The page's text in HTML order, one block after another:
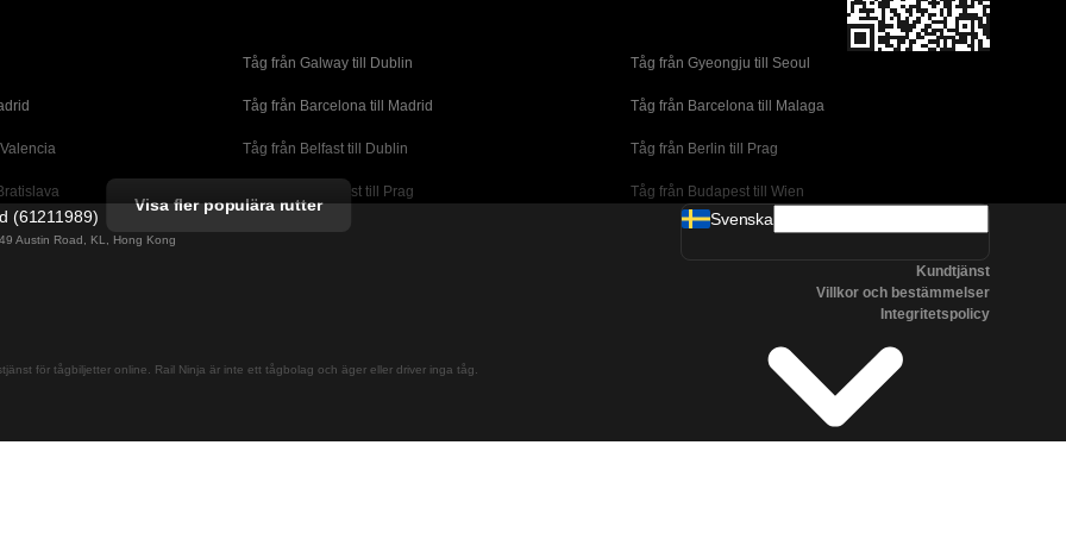
Tåg från Galway till Dublin Tåg från Gyeongju till Seoul
Tåg från Barcelona till Madrid Tåg från Barcelona till Malaga
Tåg från Belfast till Dublin Tåg från Berlin till Prag
Tåg från Budapest till Prag Tåg från Budapest till Wien
Tåg från Dublin till Belfast
Tåg från Lissabon till Madrid Tåg från Lissabon till Porto
Tåg från Madrid till Cordoba
Visa fler populära rutter
(61211989)
Austin Road, KL, Hong Kong
för tågbiljetter online. Rail Ninja är inte ett tågbolag och äger eller driver inga tåg.
Svenska
Kundtjänst
Villkor och bestämmelser
Integritetspolicy